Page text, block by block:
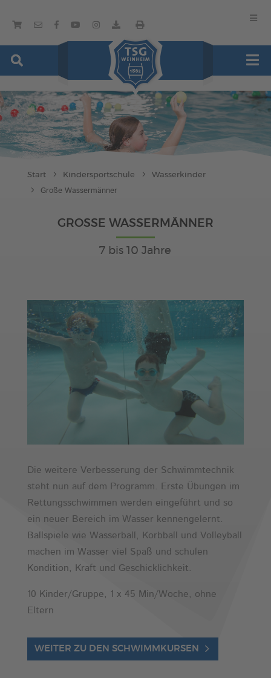
Start Kindersportschule
Wasserkinder
Große Wassermänner
GROSSE WASSERMÄNNER
7 bis 10 Jahre
Die weitere Verbesserung der Schwimmtechnik
steht nun auf dem Programm. Erste Übungen im
Rettungsschwimmen werden eingeführt und so
ein neuer Bereich im Wasser kennengelernt.
Ballspiele wie Wasserball, Korbball und Volleyball
machen im Wasser viel Spaß und schulen
Kondition, Kraft und Geschicklichkeit.
10 Kinder/Gruppe, 1 x 45 Min/Woche, ohne
Eltern
WEITER ZU DEN SCHWIMMKURSEN